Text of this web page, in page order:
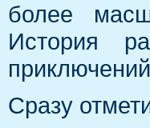
более
История
Сразу